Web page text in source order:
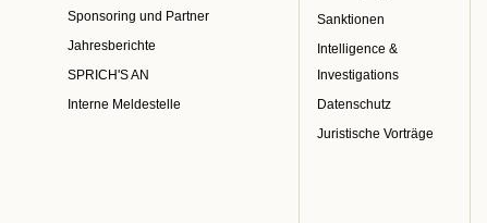
Sponsoring und Partner
Jahresberichte
SPRICH'S AN
Interne Meldestelle
Sanktionen
Intelligence &
Investigations
Datenschutz
Juristische Vorträge